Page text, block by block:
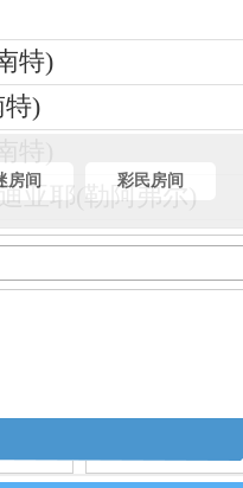
特)
特)
亚耶(勒阿弗尔)
特)
个角球
房间 彩民房间